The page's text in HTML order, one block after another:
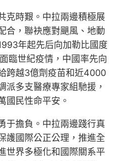
時艱。中拉兩邊積極展
合，聯袂應對颶風、地動
年起先后向加勒比國度
臨世紀疫情，中國率先向
跨越3億劑疫苗和近4000
派多支醫療專家組馳援，
國民性命平安。
擔負。中拉兩邊踐行真
護國際公正公理，推進全
世界多極化和國際關系平